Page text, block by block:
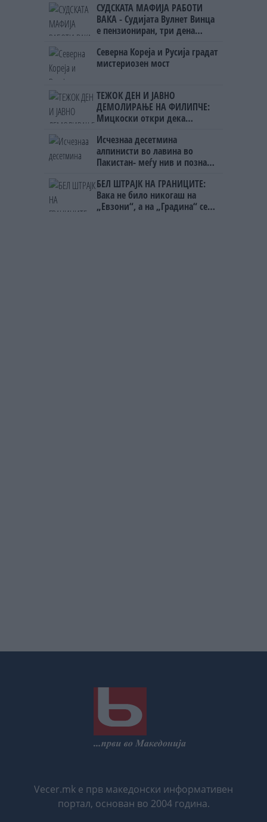
СУДСКАТА МАФИЈА РАБОТИ
ВАКА - Судијата Вулнет Винца
е пензиониран, три дена
на бизнисменот Марковски
Северна Кореја и Русија градат
мистериозен мост
ТЕЖОК ДЕН И ЈАВНО
ДЕМОЛИРАЊЕ НА ФИЛИПЧЕ:
Мицкоски откри дека
ништо, освен за кеш
Исчезнаа десетмина
алпинисти во лавина во
Пакистан- меѓу нив и познат
БЕЛ ШТРАЈК НА ГРАНИЦИТЕ:
Вака не било никогаш на
„Евзони“, а на „Градина“ се
Vecer.mk е прв македонски информативен
портал, основан во 2004 година.